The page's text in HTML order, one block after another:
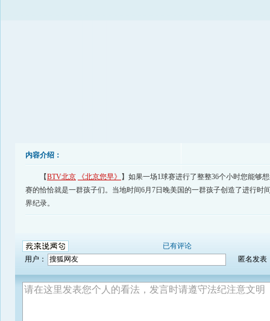
内容介绍：
【BTV北京 《北京您早》 】如果一场1球赛进行了整整36个小时您能够
赛的恰恰就是一群孩子们。当地时间6月7日晚美国的一群孩子创造了进行时
界纪录。
已有评论
用户：
匿名发表